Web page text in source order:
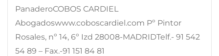
PanaderoCOBOS CARDIEL
Abogadoswww.coboscardiel.com Pº Pintor
Rosales, nº 14, 6º Izd 28008-MADRIDTelf.- 91 542
54 89 – Fax.-91 151 84 81